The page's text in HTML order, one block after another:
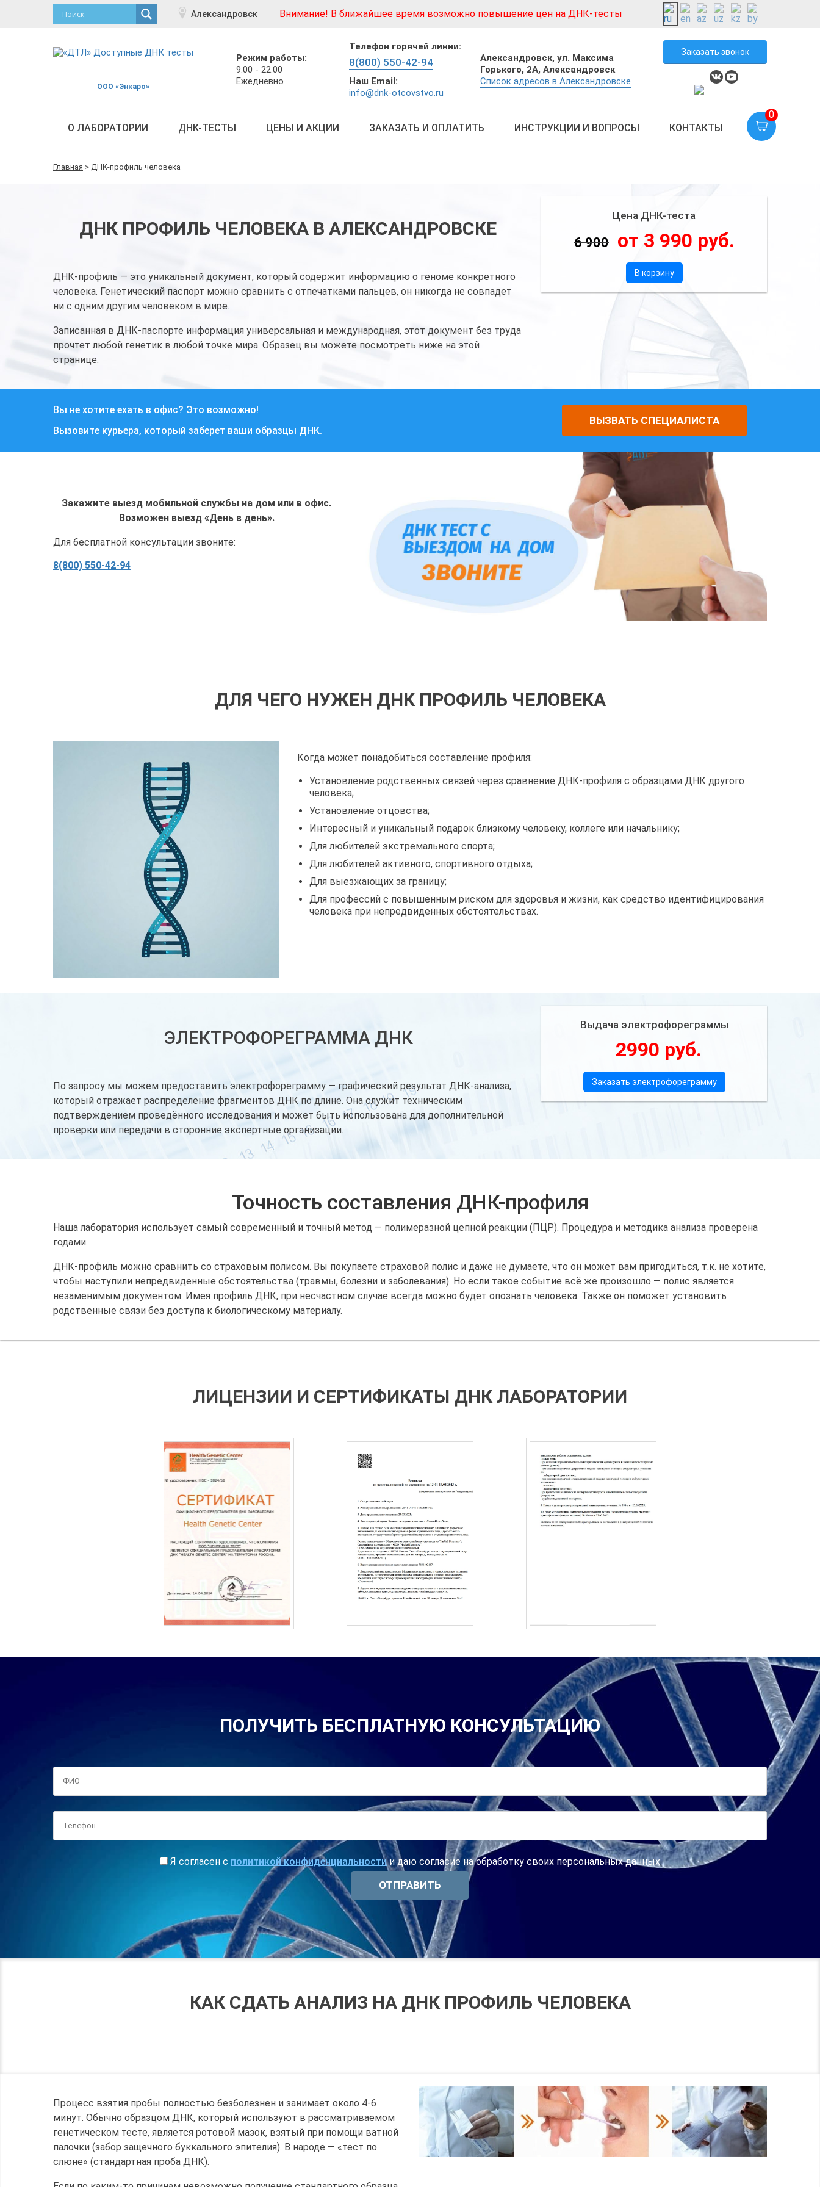
Александровск Внимание! В ближайшее время возможно повышение цен на ДНК-тесты
ООО «Энкаро»
Режим работы:
9:00 - 22:00
Ежедневно
Телефон горячей линии:
8(800) 550-42-94
Наш Email:
info@dnk-otcovstvo.ru
Александровск, ул. Максима
Горького, 2А, Александровск
Список адресов в Александровске
Заказать звонок
О ЛАБОРАТОРИИ ДНК-ТЕСТЫ ЦЕНЫ И АКЦИИ ЗАКАЗАТЬ И ОПЛАТИТЬ ИНСТРУКЦИИ И ВОПРОСЫ КОНТАКТЫ
0
Главная > ДНК-профиль человека
ДНК ПРОФИЛЬ ЧЕЛОВЕКА В АЛЕКСАНДРОВСКЕ
ДНК-профиль — это уникальный документ, который содержит информацию о геноме конкретного
человека. Генетический паспорт можно сравнить с отпечатками пальцев, он никогда не совпадет
ни с одним другим человеком в мире.
Записанная в ДНК-паспорте информация универсальная и международная, этот документ без труда
прочтет любой генетик в любой точке мира. Образец вы можете посмотреть ниже на этой
странице.
Цена ДНК-теста
6 900 от 3 990 руб.
В корзину
Вы не хотите ехать в офис? Это возможно!
Вызовите курьера, который заберет ваши образцы ДНК.
ВЫЗВАТЬ СПЕЦИАЛИСТА
Закажите выезд мобильной службы на дом или в офис.
Возможен выезд «День в день».
Для бесплатной консультации звоните:
8(800) 550-42-94
ДЛЯ ЧЕГО НУЖЕН ДНК ПРОФИЛЬ ЧЕЛОВЕКА
Когда может понадобиться составление профиля:
Установление родственных связей через сравнение ДНК-профиля с образцами ДНК другого
человека;
Установление отцовства;
Интересный и уникальный подарок близкому человеку, коллеге или начальнику;
Для любителей экстремального спорта;
Для любителей активного, спортивного отдыха;
Для выезжающих за границу;
Для профессий с повышенным риском для здоровья и жизни, как средство идентифицирования
человека при непредвиденных обстоятельствах.
ЭЛЕКТРОФОРЕГРАММА ДНК
По запросу мы можем предоставить электрофореграмму — графический результат ДНК-анализа,
который отражает распределение фрагментов ДНК по длине. Она служит техническим
подтверждением проведённого исследования и может быть использована для дополнительной
проверки или передачи в сторонние экспертные организации.
Выдача электрофореграммы
2990 руб.
Заказать электрофореграмму
Точность составления ДНК-профиля
Наша лаборатория использует самый современный и точный метод — полимеразной цепной реакции (ПЦР). Процедура и методика анализа проверена
годами.
ДНК-профиль можно сравнить со страховым полисом. Вы покупаете страховой полис и даже не думаете, что он может вам пригодиться, т.к. не хотите,
чтобы наступили непредвиденные обстоятельства (травмы, болезни и заболевания). Но если такое событие всё же произошло — полис является
незаменимым документом. Имея профиль ДНК, при несчастном случае всегда можно будет опознать человека. Также он поможет установить
родственные связи без доступа к биологическому материалу.
ЛИЦЕНЗИИ И СЕРТИФИКАТЫ ДНК ЛАБОРАТОРИИ
ПОЛУЧИТЬ БЕСПЛАТНУЮ КОНСУЛЬТАЦИЮ
Я согласен с политикой конфиденциальностии даю согласие на обработку своих персональных данных
КАК СДАТЬ АНАЛИЗ НА ДНК ПРОФИЛЬ ЧЕЛОВЕКА
Процесс взятия пробы полностью безболезнен и занимает около 4-6
минут. Обычно образцом ДНК, который используют в рассматриваемом
генетическом тесте, является ротовой мазок, взятый при помощи ватной
палочки (забор защечного буккального эпителия). В народе — «тест по
слюне» (стандартная проба ДНК).